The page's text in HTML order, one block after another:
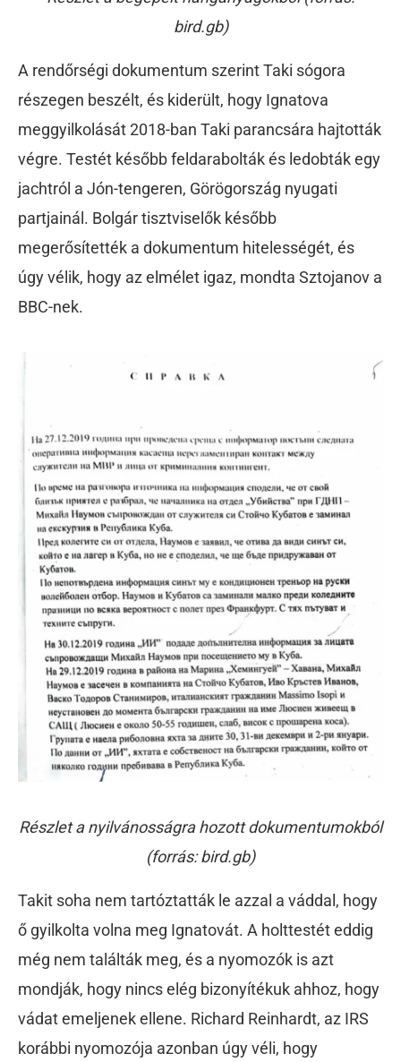
bird.gb)
A rendőrségi dokumentum szerint Taki sógora
részegen beszélt, és kiderült, hogy Ignatova
meggyilkolását 2018-ban Taki parancsára hajtották
végre. Testét később feldarabolták és ledobták egy
jachtról a Jón-tengeren, Görögország nyugati
partjainál. Bolgár tisztviselők később
megerősítették a dokumentum hitelességét, és
úgy vélik, hogy az elmélet igaz, mondta Sztojanov a
BBC-nek.
Részlet a nyilvánosságra hozott dokumentumokból
(forrás: bird.gb)
Takit soha nem tartóztatták le azzal a váddal, hogy
ő gyilkolta volna meg Ignatovát. A holttestét eddig
még nem találták meg, és a nyomozók is azt
mondják, hogy nincs elég bizonyítékuk ahhoz, hogy
vádat emeljenek ellene. Richard Reinhardt, az IRS
korábbi nyomozója azonban úgy véli, hogy